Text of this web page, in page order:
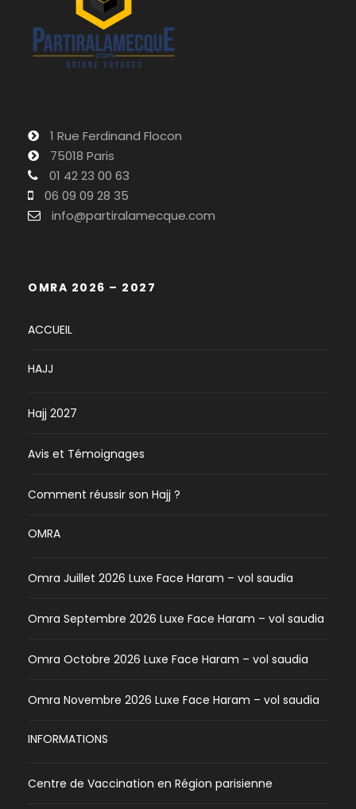
1 Rue Ferdinand Flocon
75018 Paris
01 42 23 00 63
06 09 09 28 35
info@partiralamecque.com
OMRA 2026 – 2027
ACCUEIL
HAJJ
Hajj 2027
Avis et Témoignages
Comment réussir son Hajj ?
OMRA
Omra Juillet 2026 Luxe Face Haram – vol saudia
Omra Septembre 2026 Luxe Face Haram – vol saudia
Omra Octobre 2026 Luxe Face Haram – vol saudia
Omra Novembre 2026 Luxe Face Haram – vol saudia
INFORMATIONS
Centre de Vaccination en Région parisienne